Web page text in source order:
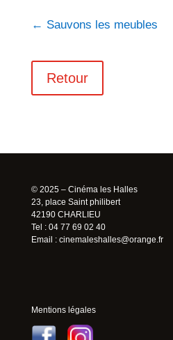
← Sauvons les meubles
Retour
© 2025 – Cinéma les Halles
23, place Saint philibert
42190 CHARLIEU
Tel : 04 77 69 02 40
Email : cinemaleshalles@orange.fr
Mentions légales